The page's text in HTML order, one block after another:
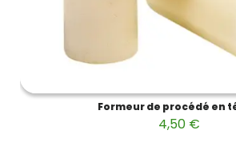
Formeur de procédé en
4,50 €